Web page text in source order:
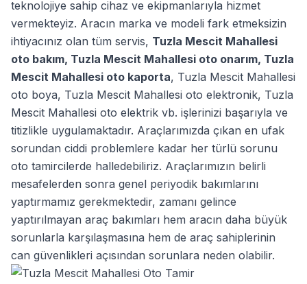
teknolojiye sahip cihaz ve ekipmanlarıyla hizmet
vermekteyiz. Aracın marka ve modeli fark etmeksizin
ihtiyacınız olan tüm servis, Tuzla Mescit Mahallesi
oto bakım, Tuzla Mescit Mahallesi oto onarım, Tuzla
Mescit Mahallesi oto kaporta, Tuzla Mescit Mahallesi
oto boya, Tuzla Mescit Mahallesi oto elektronik, Tuzla
Mescit Mahallesi oto elektrik vb. işlerinizi başarıyla ve
titizlikle uygulamaktadır. Araçlarımızda çıkan en ufak
sorundan ciddi problemlere kadar her türlü sorunu
oto tamircilerde halledebiliriz. Araçlarımızın belirli
mesafelerden sonra genel periyodik bakımlarını
yaptırmamız gerekmektedir, zamanı gelince
yaptırılmayan araç bakımları hem aracın daha büyük
sorunlarla karşılaşmasına hem de araç sahiplerinin
can güvenlikleri açısından sorunlara neden olabilir.